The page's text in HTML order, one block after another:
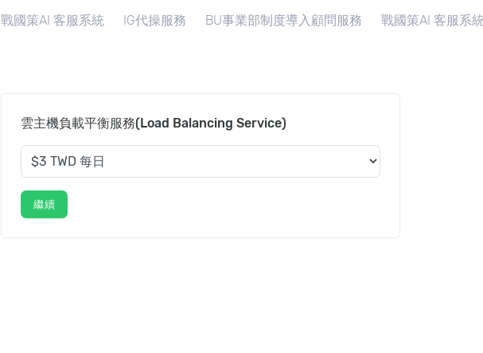
戰國策AI 客服系統 IG代操服務 BU事業部制度導入顧問服務 戰國策AI 客服系
雲主機負載平衡服務(Load Balancing Service)
繼續